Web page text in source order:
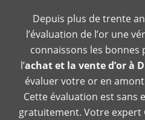
Depuis plus de trente
l’évaluation de l’or une
connaissons les
l’achat et la vente d’or à
évaluer votre or en
Cette évaluation est sans
gratuitement. Votre expert